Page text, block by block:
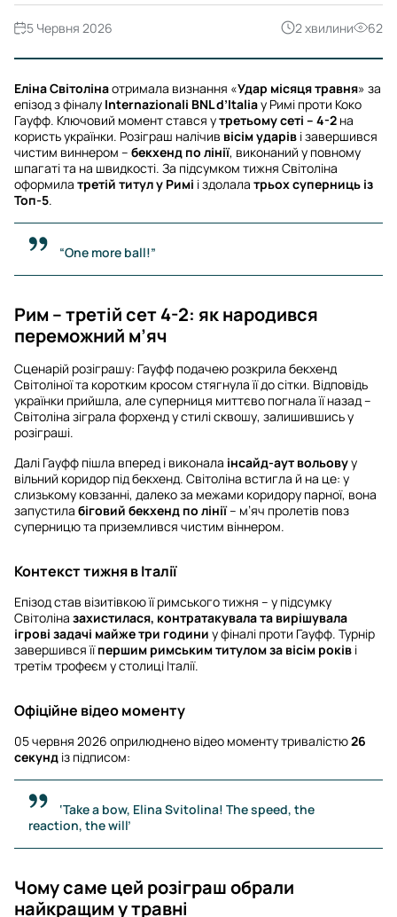
2 хвилини 62
5 Червня 2026
Еліна Світолінаотримала визнання «Удар місяця травня» за
епізод з фіналу Internazionali BNL d’Italiaу Римі проти Коко
Гауфф. Ключовий момент стався утретьому сеті – 4-2 на
користь українки. Розіграш налічив вісім ударів і завершився
чистим виннером – бекхенд по лінії, виконаний у повному
шпагаті та на швидкості. За підсумком тижня Світоліна
оформила третій титул у Римі і здолала трьох суперниць із
Топ-5.
“One more ball!”
Рим – третій сет 4-2: як народився
переможний м’яч
Сценарій розіграшу: Гауфф подачею розкрила бекхенд
Світоліної та коротким кросом стягнула її до сітки. Відповідь
українки прийшла, але суперниця миттєво погнала її назад –
Світоліна зіграла форхенд у стилі сквошу, залишившись у
розіграші.
Далі Гауфф пішла вперед і виконала інсайд-аут вольовуу
вільний коридор під бекхенд. Світоліна встигла й на це: у
слизькому ковзанні, далеко за межами коридору парної, вона
запустила біговий бекхенд по лінії– м’яч пролетів повз
суперницю та приземлився чистим віннером.
Контекст тижня в Італії
Епізод став візитівкою її римського тижня – у підсумку
Світоліна захистилася, контратакувала та вирішувала
ігрові задачі майже три години у фіналі проти Гауфф. Турнір
завершився їїпершим римським титулом за вісім років і
третім трофеєм у столиці Італії.
Офіційне відео моменту
05 червня 2026 оприлюднено відео моменту тривалістю26
секунд із підписом:
‘Take a bow, Elina Svitolina! The speed, the
reaction, the will’
Чому саме цей розіграш обрали
найкращим у травні